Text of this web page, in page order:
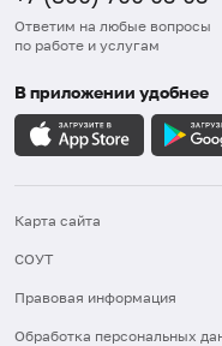
Ответим на любые вопросы
по работе и услугам
В приложении удобнее
Карта сайта
СОУТ
Правовая информация
Обработка персональных